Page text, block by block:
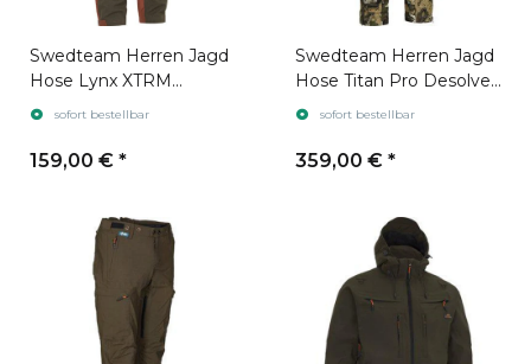
Swedteam Herren Jagd
Hose Lynx XTRM
Antibite Dark Orange
sofort bestellbar
159,00 € *
Swedteam Herren Jagd
Hose Titan Pro Desolve
Veil sofort bestellbar
359,00 € *